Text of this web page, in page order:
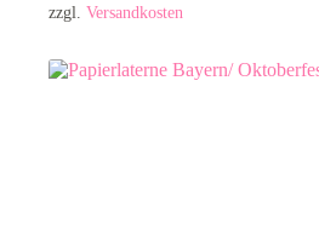
zzgl. Versandkosten